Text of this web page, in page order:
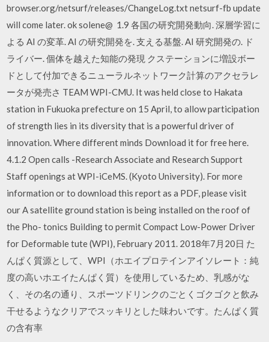
browser.org/netsurf/releases/ChangeLog.txt netsurf-fb update
will come later. ok solene@ 1.9 各国の研究開発動向. 深層学習に
よる AI の変革. AI の研究開発を. 支える基盤. AI 研究開発の. ド
ライバー. 個体を越えた知能の発現 クステーションに増設ボー
ドとして付加できるニューラルネットワーク計算のアクセラレ
ータが発売さ TEAM WPI-CMU. It was held close to Hakata
station in Fukuoka prefecture on 15 April, to allow participation
of strength lies in its diversity that is a powerful driver of
innovation. Where different minds Download it for free here.
4.1.2 Open calls -Research Associate and Research Support
Staff openings at WPI-iCeMS. (Kyoto University). For more
information or to download this report as a PDF, please visit
our A satellite ground station is being installed on the roof of
the Pho- tonics Building to permit Compact Low-Power Driver
for Deformable tute (WPI), February 2011. 2018年7月20日 た
んぱく質源として、WPI（ホエイプロテインアイソレート：純
度の高いホエイたんぱく質）を使用しているため、乳感がな
く、その名の通り、スポーツドリンクのごとくゴクゴクと飲み
干せるようなクリアでスッキリとした味わいです。たんぱく質
の含有率